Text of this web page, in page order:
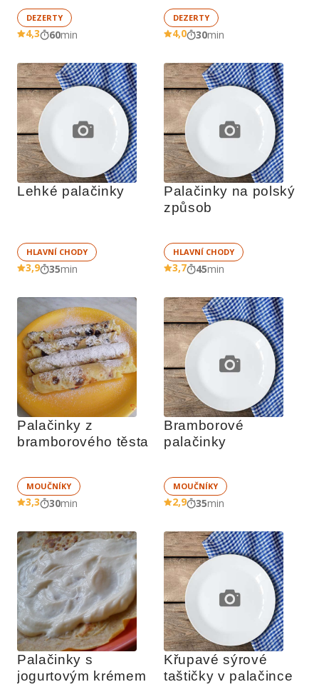
DEZERTY
4,3 60min
DEZERTY
4,0 30min
Lehké palačinky
HLAVNÍ CHODY
3,9 35min
Palačinky na polský
způsob
HLAVNÍ CHODY
3,7 45min
Palačinky z
bramborového těsta
MOUČNÍKY
3,3 30min
Bramborové
palačinky
MOUČNÍKY
2,9 35min
Palačinky s
jogurtovým krémem
Křupavé sýrové
taštičky v palačince